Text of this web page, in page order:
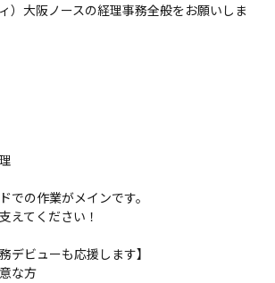
）大阪ノースの経理事務全般をお願いしま
での作業がメインです。
えてください！
デビューも応援します】
な方